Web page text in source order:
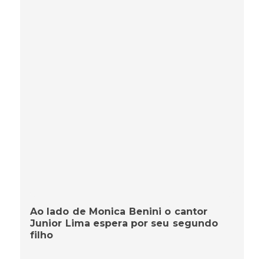
Ao lado de Monica Benini o cantor
Junior Lima espera por seu segundo
filho